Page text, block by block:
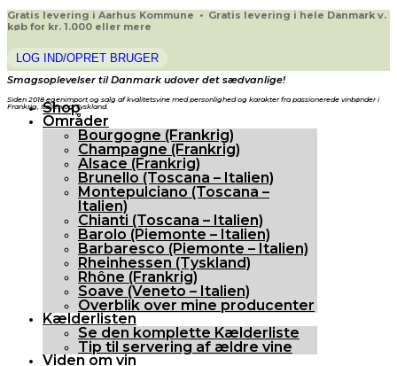
Gratis levering i Aarhus Kommune • Gratis levering i hele Danmark v.
køb for kr. 1.000 eller mere
LOG IND/OPRET BRUGER
Smagsoplevelser til Danmark udover det sædvanlige!
Siden 2018 egenimport og salg af kvalitetsvine med personlighed og karakter fra passionerede vinbønder i
Frankrig, Italien og Tyskland.
Shop
Områder
Bourgogne (Frankrig)
Champagne (Frankrig)
Alsace (Frankrig)
Brunello (Toscana – Italien)
Montepulciano (Toscana –
Italien)
Chianti (Toscana – Italien)
Barolo (Piemonte – Italien)
Barbaresco (Piemonte – Italien)
Rheinhessen (Tyskland)
Rhône (Frankrig)
Soave (Veneto – Italien)
Overblik over mine producenter
Kælderlisten
Se den komplette Kælderliste
Tip til servering af ældre vine
Viden om vin